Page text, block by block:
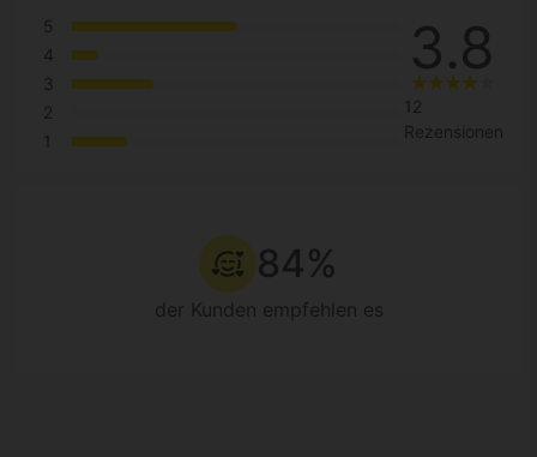
5
4
3
2
1
3.8
12
Rezensionen
84%
der Kunden empfehlen es